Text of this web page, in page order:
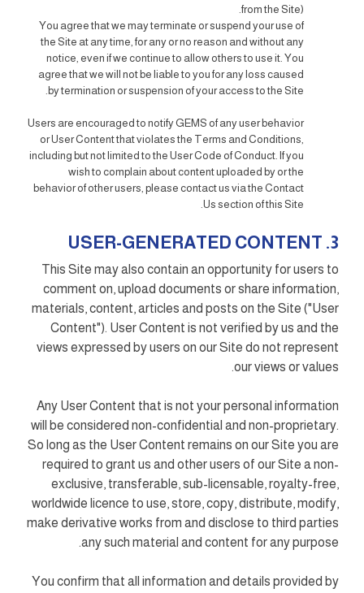
from the Site).
You agree that we may terminate or suspend your use of
the Site at any time, for any or no reason and without any
notice, even if we continue to allow others to use it. You
agree that we will not be liable to you for any loss caused
by termination or suspension of your access to the Site.
Users are encouraged to notify GEMS of any user behavior
or User Content that violates the Terms and Conditions,
including but not limited to the User Code of Conduct. If you
wish to complain about content uploaded by or the
behavior of other users, please contact us via the Contact
Us section of this Site.
3. USER-GENERATED CONTENT
This Site may also contain an opportunity for users to
comment on, upload documents or share information,
materials, content, articles and posts on the Site ("User
Content"). User Content is not verified by us and the
views expressed by users on our Site do not represent
our views or values.
Any User Content that is not your personal information
will be considered non-confidential and non-proprietary.
So long as the User Content remains on our Site you are
required to grant us and other users of our Site a non-
exclusive, transferable, sub-licensable, royalty-free,
worldwide licence to use, store, copy, distribute, modify,
make derivative works from and disclose to third parties
any such material and content for any purpose.
You confirm that all information and details provided by